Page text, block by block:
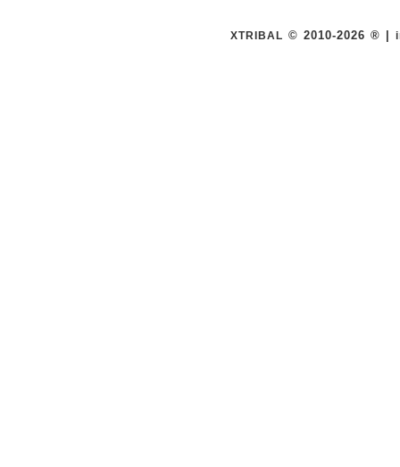
XTRIBAL © 2010-2026 ® |